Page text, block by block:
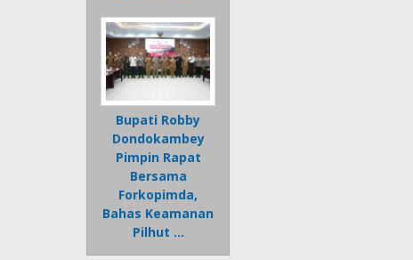
Bupati Robby
Dondokambey
Pimpin Rapat
Bersama
Forkopimda,
Bahas Keamanan
Pilhut …